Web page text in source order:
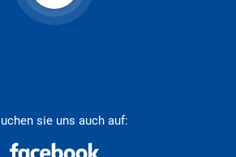
sie uns auch auf: